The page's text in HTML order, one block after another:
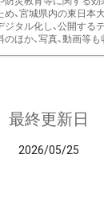
め、宮城県内の東日本
ジタル化し、公開する
のほか、写真、動画等も
最終更新日
2026/05/25